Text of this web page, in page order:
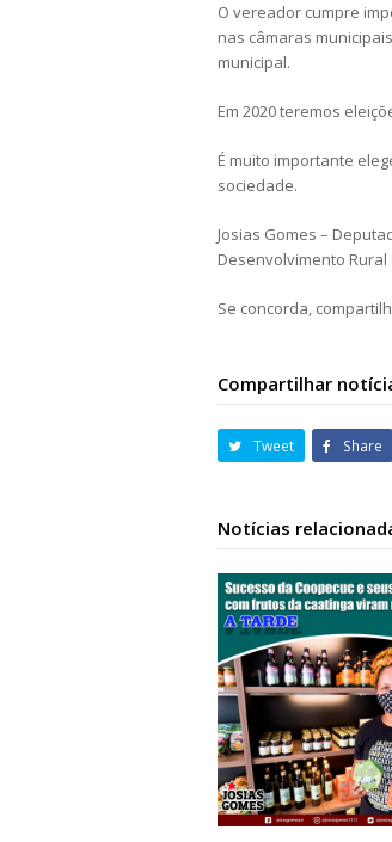
O vereador cumpre
nas câmaras
municipal.
Em 2020 teremos
É muito importante
sociedade.
Josias Gomes –
Desenvolvimento Rural
Se concorda,
Compartilhar
Tweet Share
Notícias